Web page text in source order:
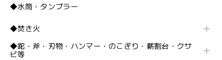
◆水筒・タンブラー
◆焚き火
◆鉈・斧・刃物・ハンマー・のこぎり・薪割台・クサ
ビ等